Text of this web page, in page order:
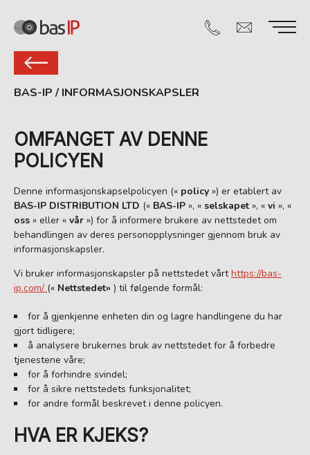
BAS-IP / INFORMASJONSKAPSLER
OMFANGET AV DENNE
POLICYEN
Denne informasjonskapselpolicyen (« policy ») er etablert av
BAS-IP DISTRIBUTION LTD (« BAS-IP », « selskapet », « vi », «
oss » eller « vår ») for å informere brukere av nettstedet om
behandlingen av deres personopplysninger gjennom bruk av
informasjonskapsler.
Vi bruker informasjonskapsler på nettstedet vårthttps://bas-
ip.com/ (« Nettstedet» ) til følgende formål:
for å gjenkjenne enheten din og lagre handlingene du har
gjort tidligere;
å analysere brukernes bruk av nettstedet for å forbedre
tjenestene våre;
for å forhindre svindel;
for å sikre nettstedets funksjonalitet;
for andre formål beskrevet i denne policyen.
HVA ER KJEKS?